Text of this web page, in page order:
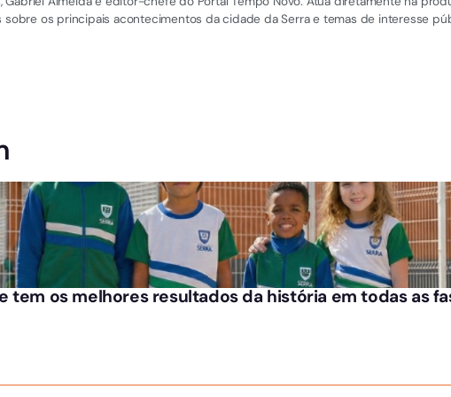
sobre os principais acontecimentos da cidade da Serra e temas de interesse
tem os melhores resultados da história em todas as